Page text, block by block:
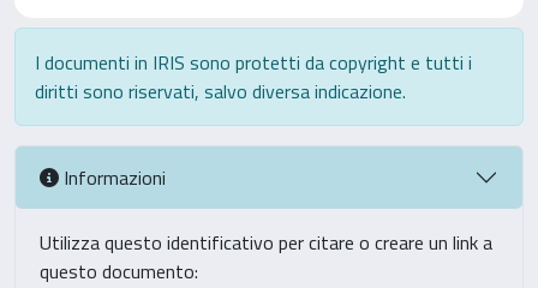
I documenti in IRIS sono protetti da copyright e tutti i
diritti sono riservati, salvo diversa indicazione.
Informazioni
Utilizza questo identificativo per citare o creare un link a
questo documento: